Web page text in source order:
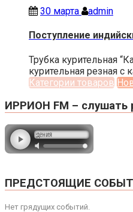
30 марта admin
Поступление
Трубка курительная
курительная резная с
Категории товаров
ИРРИОН FM – слушать
ПРЕДСТОЯЩИЕ
Нет грядущих событий.